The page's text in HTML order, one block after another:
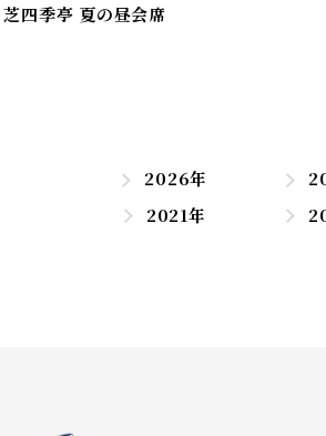
芝四季亭 夏の昼会席
2026年
2021年